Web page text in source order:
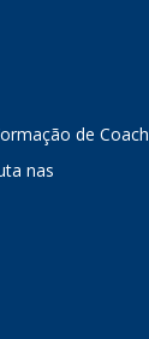
de Coach
nas